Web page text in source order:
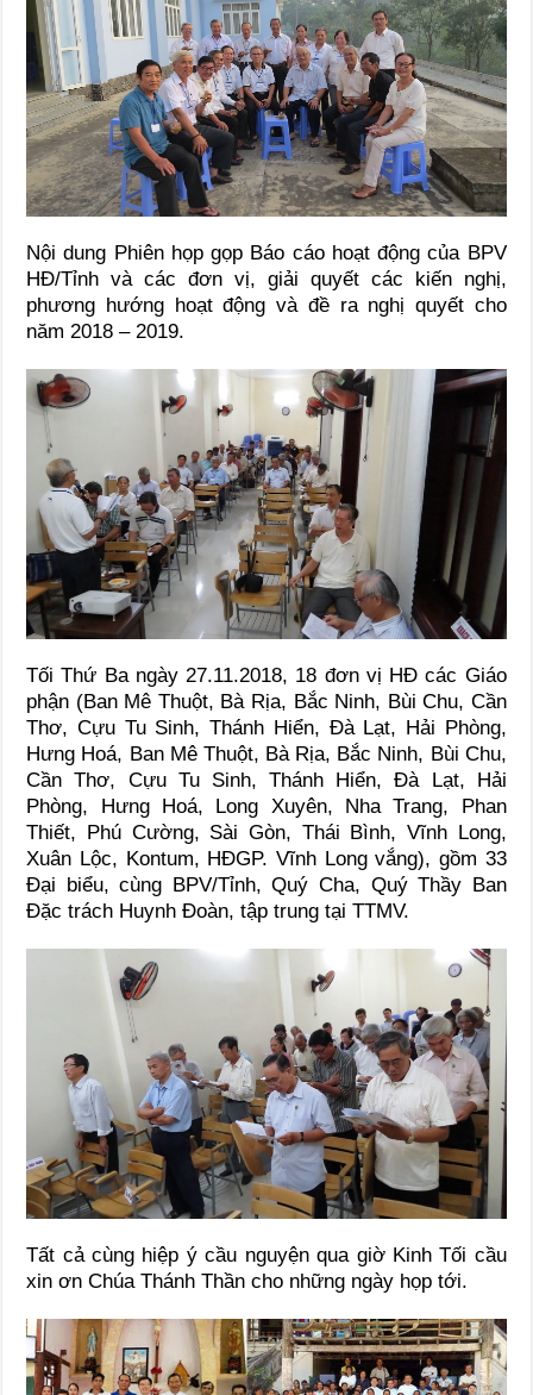
Nội dung Phiên họp gọp Báo cáo hoạt động của BPV
HĐ/Tỉnh và các đơn vị, giải quyết các kiến nghị,
phương hướng hoạt động và đề ra nghị quyết cho
năm 2018 – 2019.
Tối Thứ Ba ngày 27.11.2018, 18 đơn vị HĐ các Giáo
phận (Ban Mê Thuột, Bà Rịa, Bắc Ninh, Bùi Chu, Cần
Thơ, Cựu Tu Sinh, Thánh Hiển, Đà Lạt, Hải Phòng,
Hưng Hoá, Ban Mê Thuột, Bà Rịa, Bắc Ninh, Bùi Chu,
Cần Thơ, Cựu Tu Sinh, Thánh Hiển, Đà Lạt, Hải
Phòng, Hưng Hoá, Long Xuyên, Nha Trang, Phan
Thiết, Phú Cường, Sài Gòn, Thái Bình, Vĩnh Long,
Xuân Lộc, Kontum, HĐGP. Vĩnh Long vắng), gồm 33
Đại biểu, cùng BPV/Tỉnh, Quý Cha, Quý Thầy Ban
Đặc trách Huynh Đoàn, tập trung tại TTMV.
Tất cả cùng hiệp ý cầu nguyện qua giờ Kinh Tối cầu
xin ơn Chúa Thánh Thần cho những ngày họp tới.